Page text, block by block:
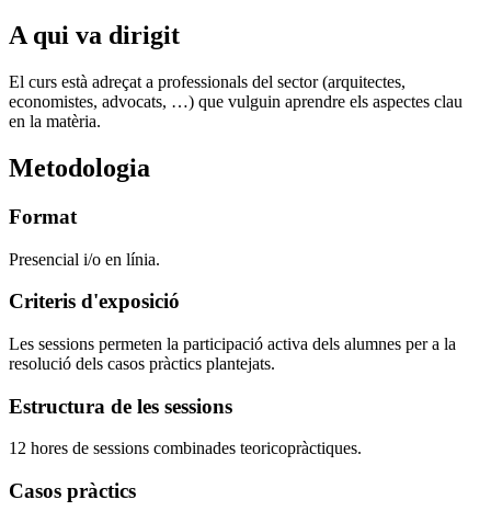
A qui va dirigit
El curs està adreçat a professionals del sector (arquitectes,
economistes, advocats, …) que vulguin aprendre els aspectes clau
en la matèria.
Metodologia
Format
Presencial i/o en línia.
Criteris d'exposició
Les sessions permeten la participació activa dels alumnes per a la
resolució dels casos pràctics plantejats.
Estructura de les sessions
12 hores de sessions combinades teoricopràctiques.
Casos pràctics